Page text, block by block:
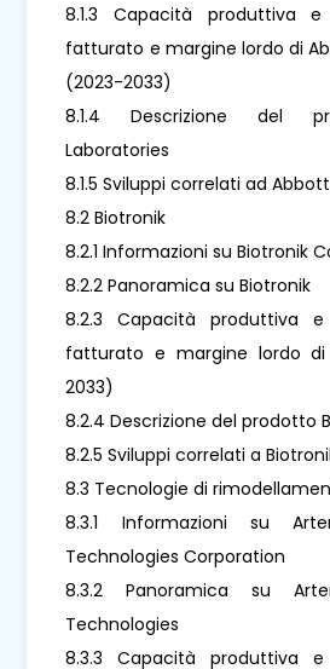
8.1.3 Capacità produttiva
fatturato e margine lordo di
(2023-2033)
8.1.4 Descrizione del
Laboratories
8.1.5 Sviluppi correlati ad
8.2 Biotronik
8.2.1 Informazioni su Biotronik
8.2.2 Panoramica su Biotronik
8.2.3 Capacità produttiva
fatturato e margine lordo di
2033)
8.2.4 Descrizione del prodotto
8.2.5 Sviluppi correlati a
8.3 Tecnologie di
8.3.1 Informazioni su
Technologies Corporation
8.3.2 Panoramica su
Technologies
8.3.3 Capacità produttiva